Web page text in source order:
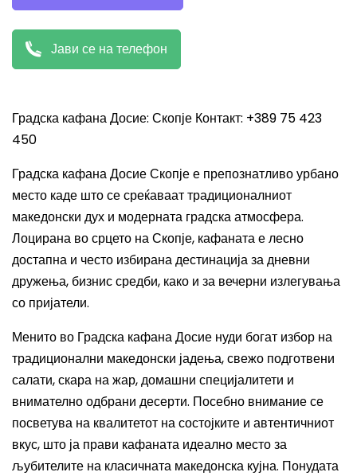
Јави се на телефон
Градска кафана Досие: Скопје Контакт: +389 75 423
450
Градска кафана Досие Скопје е препознатливо урбано
место каде што се среќаваат традиционалниот
македонски дух и модерната градска атмосфера.
Лоцирана во срцето на Скопје, кафаната е лесно
достапна и често избирана дестинација за дневни
дружења, бизнис средби, како и за вечерни излегувања
со пријатели.
Менито во Градска кафана Досие нуди богат избор на
традиционални македонски јадења, свежо подготвени
салати, скара на жар, домашни специјалитети и
внимателно одбрани десерти. Посебно внимание се
посветува на квалитетот на состојките и автентичниот
вкус, што ја прави кафаната идеално место за
љубителите на класичната македонска кујна. Понудата